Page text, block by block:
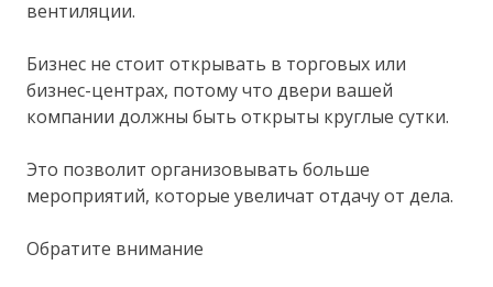
вентиляции.
Бизнес не стоит открывать в торговых или
бизнес-центрах, потому что двери вашей
компании должны быть открыты круглые сутки.
Это позволит организовывать больше
мероприятий, которые увеличат отдачу от дела.
Обратите внимание